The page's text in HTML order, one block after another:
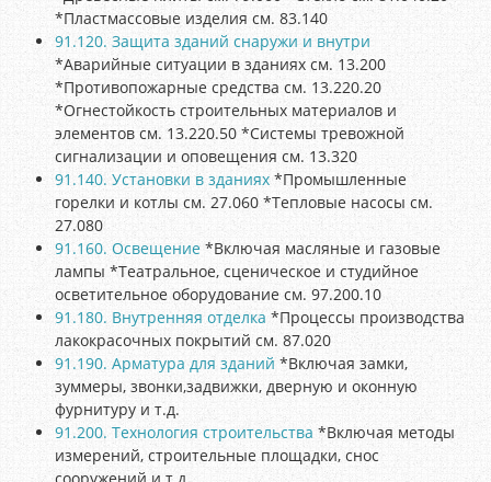
*Пластмассовые изделия см. 83.140
91.120. Защита зданий снаружи и внутри
*Аварийные ситуации в зданиях см. 13.200
*Противопожарные средства см. 13.220.20
*Огнестойкость строительных материалов и
элементов см. 13.220.50 *Системы тревожной
сигнализации и оповещения см. 13.320
91.140. Установки в зданиях*Промышленные
горелки и котлы см. 27.060 *Тепловые насосы см.
27.080
91.160. Освещение*Включая масляные и газовые
лампы *Театральное, сценическое и студийное
осветительное оборудование см. 97.200.10
91.180. Внутренняя отделка*Процессы производства
лакокрасочных покрытий см. 87.020
91.190. Арматура для зданий*Включая замки,
зуммеры, звонки,задвижки, дверную и оконную
фурнитуру и т.д.
91.200. Технология строительства*Включая методы
измерений, строительные площадки, снос